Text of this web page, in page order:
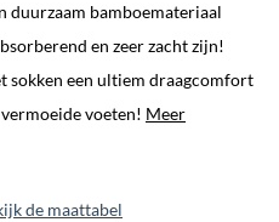
duurzaam bamboemateriaal
en zeer zacht zijn!
sokken een ultiem draagcomfort
voeten! Meer
de maattabel